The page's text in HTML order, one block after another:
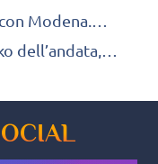
Modena.
dell’andata,